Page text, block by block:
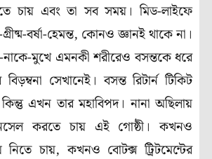
চায় এবং তা সব সময়। মিড-লাইফে
বর্ষা-হেমন্ত, কোনও জ্ঞানই থাকে না।
মুখে এমনকী শরীরেও বসন্তকে ধরে
সেখানেই। বসন্ত রিটার্ন টিকিট
এখন তার মহাবিপদ। নানা অছিলায়
করতে চায় এই গোষ্ঠী। কখনও
চায়, কখনও বোটক্স ট্রিটমেন্টের